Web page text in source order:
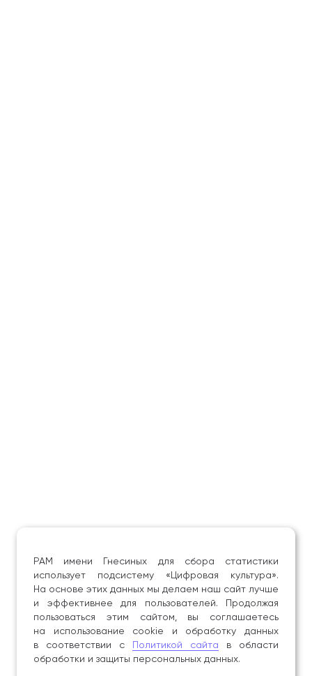
РАМ имени Гнесиных для сбора статистики
использует подсистему «Цифровая культура».
На основе этих данных мы делаем наш сайт лучше
и эффективнее для пользователей. Продолжая
пользоваться этим сайтом, вы соглашаетесь
на использование cookie и обработку данных
в соответствии с Политикой сайта в области
обработки и защиты персональных данных.